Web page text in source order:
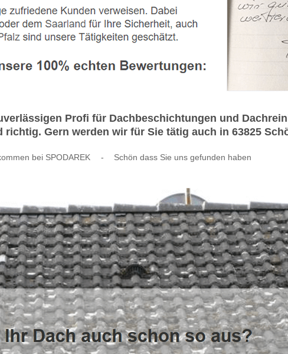
Profi für Dachbeschichtungen und
Gern werden wir für Sie tätig auch in 63825
bei SPODAREK - Schön dass Sie uns gefunden haben